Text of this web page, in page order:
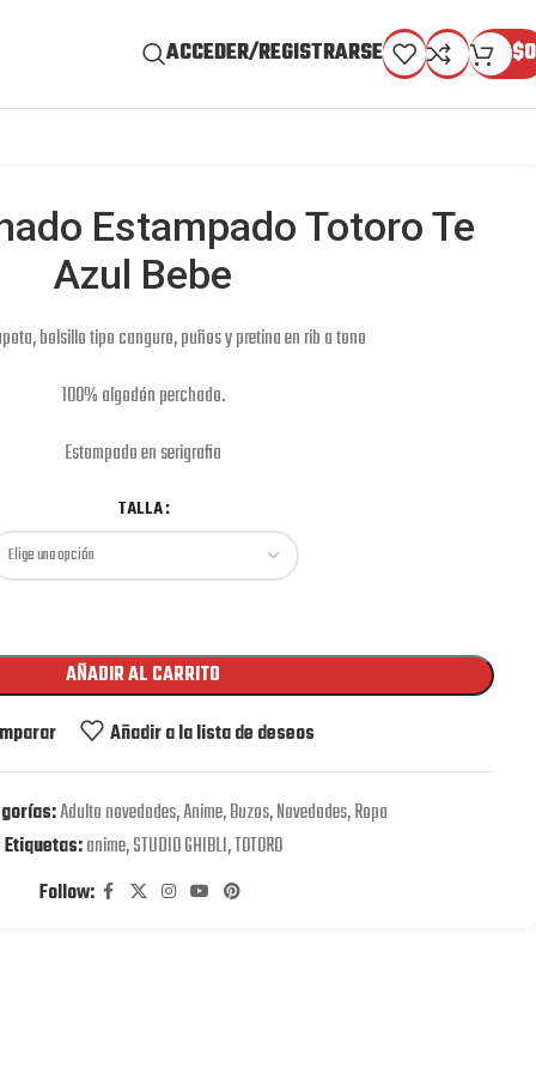
ACCEDER/REGISTRARSE $0
Estampado Totoro Te
Azul Bebe
bolsillo tipo canguro, puños y pretina en rib a tono
100% algodón perchado.
Estampado en serigrafia
TALLA
AÑADIR AL CARRITO
Añadir a la lista de deseos
Adulto novedades,Anime,Buzos,Novedades,Ropa
Etiquetas:anime,STUDIO GHIBLI,TOTORO
Follow: